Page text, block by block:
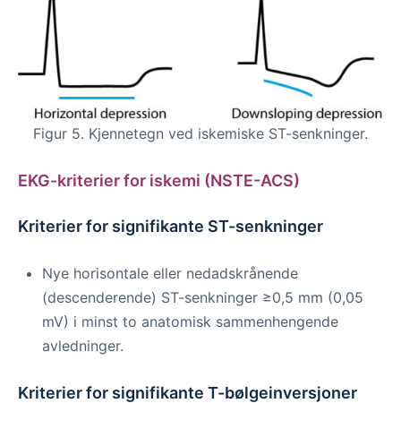
Figur 5. Kjennetegn ved iskemiske ST-senkninger.
EKG-kriterier for iskemi (NSTE-ACS)
Kriterier for signifikante ST-senkninger
Nye horisontale eller nedadskrånende
(descenderende) ST-senkninger ≥0,5 mm (0,05
mV) i minst to anatomisk sammenhengende
avledninger.
Kriterier for signifikante T-bølgeinversjoner